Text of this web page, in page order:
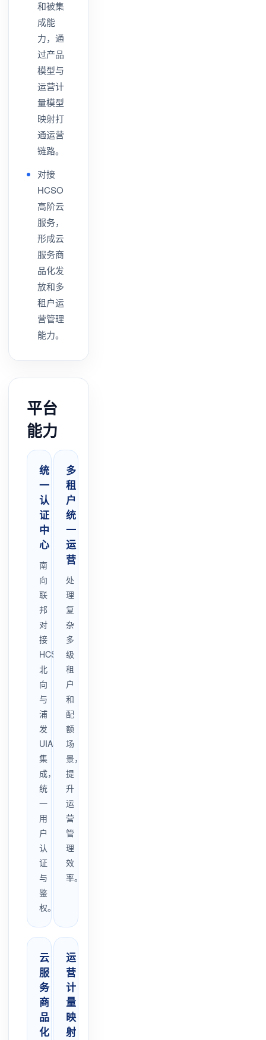
和被集
成能
力，通
过产品
模型与
运营计
量模型
映射打
通运营
链路。
对接
HCSO
高阶云
服务，
形成云
服务商
品化发
放和多
租户运
营管理
能力。
平台
能力
统
一
认
证
中
心
南
向
联
邦
对
接
HCSO，
北
向
与
浦
发
UIAS
集
成，
统
一
用
户
认
证
与
鉴
权。
多
租
户
统
一
运
营
处
理
复
杂
多
级
租
户
和
配
额
场
景，
提
升
运
营
管
理
效
率。
云
服
务
商
品
化
运
营
计
量
映
射